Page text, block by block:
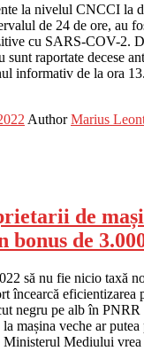
la nivelul CNCCI la
de 24 de ore, au
cu SARS-COV-2.
sunt raportate decese
informativ de la ora
Author Marius
de
bonus de
să nu fie nicio taxă
încearcă eficientizarea
negru pe alb în PNRR
mașina veche ar
Ministerul Mediului